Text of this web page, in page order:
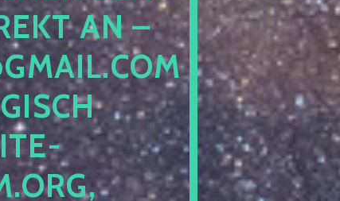
AN –
G
P
S